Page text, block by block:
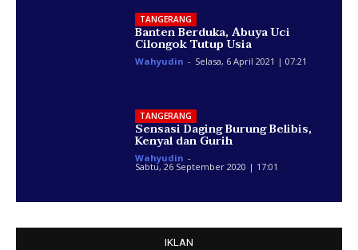
TANGERANG
Banten Berduka, Abuya Uci
Cilongok Tutup Usia
Wahyudin - Selasa, 6 April 2021 | 07:21
TANGERANG
Sensasi Daging Burung Belibis,
Kenyal dan Gurih
Wahyudin -
Sabtu, 26 September 2020 | 17:01
IKLAN